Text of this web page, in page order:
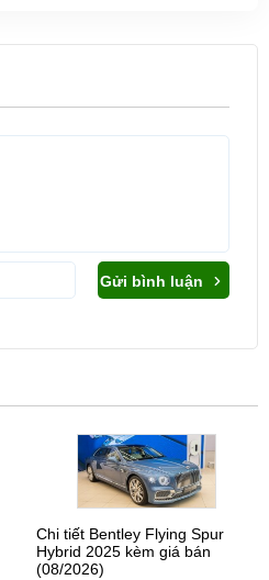
Gửi bình luận
Chi tiết Bentley Flying Spur
Hybrid 2025 kèm giá bán
(08/2026)